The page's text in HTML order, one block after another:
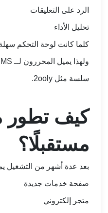
الرد على التعليقات
تحليل الأداء
كلما كانت لوحة التحكم
سلسة مثل 2ooly.
كيف تطور
مستقبلًا؟
بعد عدة أشهر من التشغيل
صفحة خدمات جديدة
متجر إلكتروني